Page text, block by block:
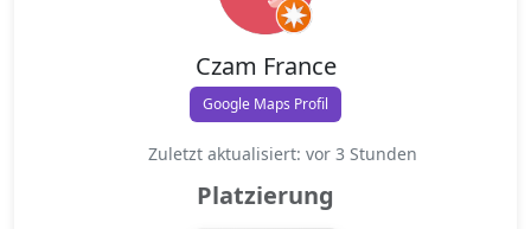
Czam France
Google Maps Profil
Zuletzt aktualisiert: vor 3 Stunden
Platzierung